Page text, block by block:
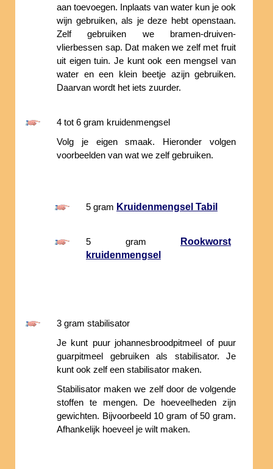
aan toevoegen. Inplaats van water kun je ook
wijn gebruiken, als je deze hebt openstaan.
Zelf gebruiken we bramen-druiven-
vlierbessen sap. Dat maken we zelf met fruit
uit eigen tuin. Je kunt ook een mengsel van
water en een klein beetje azijn gebruiken.
Daarvan wordt het iets zuurder.
4 tot 6 gram kruidenmengsel
Volg je eigen smaak. Hieronder volgen
voorbeelden van wat we zelf gebruiken.
5 gram Kruidenmengsel Tabil
5 gram
Rookworst
kruidenmengsel
3 gram stabilisator
Je kunt puur johannesbroodpitmeel of puur
guarpitmeel gebruiken als stabilisator. Je
kunt ook zelf een stabilisator maken.
Stabilisator maken we zelf door de volgende
stoffen te mengen. De hoeveelheden zijn
gewichten. Bijvoorbeeld 10 gram of 50 gram.
Afhankelijk hoeveel je wilt maken.